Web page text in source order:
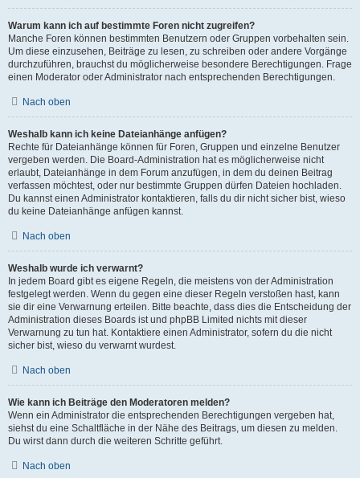
Warum kann ich auf bestimmte Foren nicht zugreifen?
Manche Foren können bestimmten Benutzern oder Gruppen vorbehalten sein.
Um diese einzusehen, Beiträge zu lesen, zu schreiben oder andere Vorgänge
durchzuführen, brauchst du möglicherweise besondere Berechtigungen. Frage
einen Moderator oder Administrator nach entsprechenden Berechtigungen.
Nach oben
Weshalb kann ich keine Dateianhänge anfügen?
Rechte für Dateianhänge können für Foren, Gruppen und einzelne Benutzer
vergeben werden. Die Board-Administration hat es möglicherweise nicht
erlaubt, Dateianhänge in dem Forum anzufügen, in dem du deinen Beitrag
verfassen möchtest, oder nur bestimmte Gruppen dürfen Dateien hochladen.
Du kannst einen Administrator kontaktieren, falls du dir nicht sicher bist, wieso
du keine Dateianhänge anfügen kannst.
Nach oben
Weshalb wurde ich verwarnt?
In jedem Board gibt es eigene Regeln, die meistens von der Administration
festgelegt werden. Wenn du gegen eine dieser Regeln verstoßen hast, kann
sie dir eine Verwarnung erteilen. Bitte beachte, dass dies die Entscheidung der
Administration dieses Boards ist und phpBB Limited nichts mit dieser
Verwarnung zu tun hat. Kontaktiere einen Administrator, sofern du die nicht
sicher bist, wieso du verwarnt wurdest.
Nach oben
Wie kann ich Beiträge den Moderatoren melden?
Wenn ein Administrator die entsprechenden Berechtigungen vergeben hat,
siehst du eine Schaltfläche in der Nähe des Beitrags, um diesen zu melden.
Du wirst dann durch die weiteren Schritte geführt.
Nach oben